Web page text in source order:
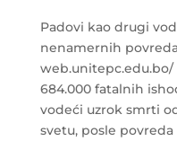
Padovi kao drugi
nenamernih
web.unitepc.edu.bo/
684.000 fatalnih
vodeći uzrok smrti
svetu, posle povreda